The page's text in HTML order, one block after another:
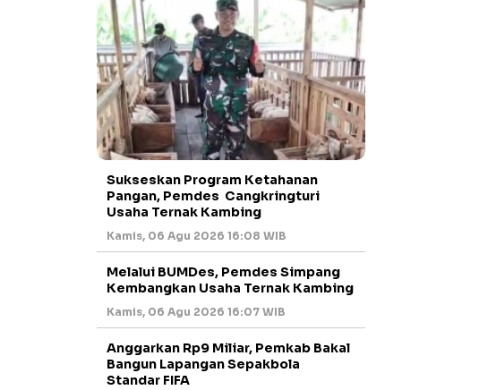
Sukseskan Program Ketahanan
Pangan, Pemdes Cangkringturi
Usaha Ternak Kambing
Kamis, 06 Agu 2026 16:08 WIB
Melalui BUMDes, Pemdes Simpang
Kembangkan Usaha Ternak Kambing
Kamis, 06 Agu 2026 16:07 WIB
Anggarkan Rp9 Miliar, Pemkab Bakal
Bangun Lapangan Sepakbola
Standar FIFA